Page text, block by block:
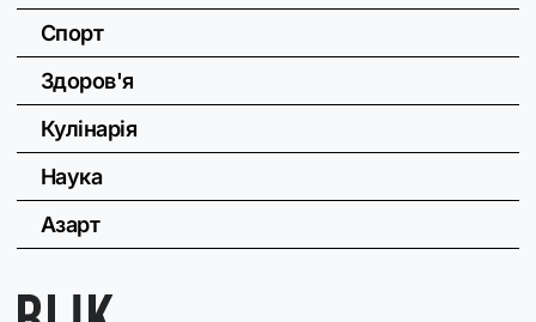
Спорт
Здоров'я
Кулінарія
Наука
Азарт